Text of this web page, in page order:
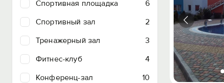
Спортивная площадка
6
Спортивный зал
2
Тренажерный зал
3
Фитнес-клуб
4
Конференц-зал
10